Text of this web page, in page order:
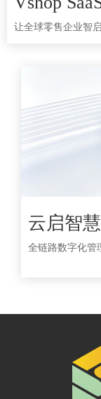
让全球零售企业智
让全球零售企业智
云启智
全链路数字化管
云启智
全链路数字化管